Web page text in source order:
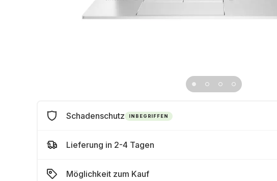
Schadenschutz INBEGRIFFEN
Lieferung in 2-4 Tagen
Möglichkeit zum Kauf